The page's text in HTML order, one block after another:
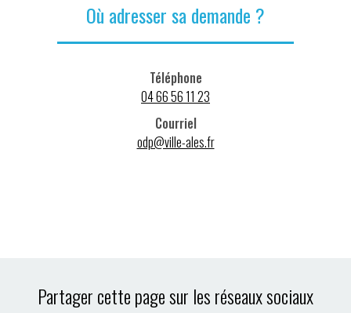
Où adresser sa demande ?
Téléphone
04 66 56 11 23
Courriel
odp@ville-ales.fr
Partager cette page sur les réseaux sociaux